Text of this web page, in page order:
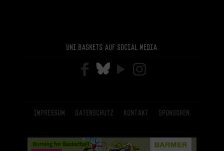
Uni Baskets auf Social Media
Impressum Datenschutz Kontakt Sponsoren